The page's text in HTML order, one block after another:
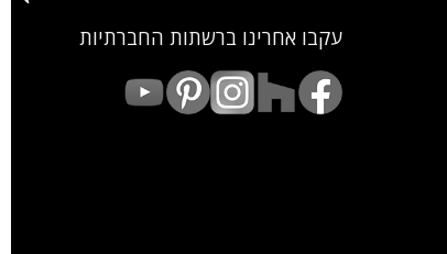
עקבו אחרינו ברשתות החברתיות